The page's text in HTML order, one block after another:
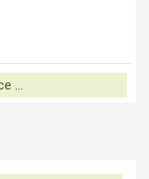
...